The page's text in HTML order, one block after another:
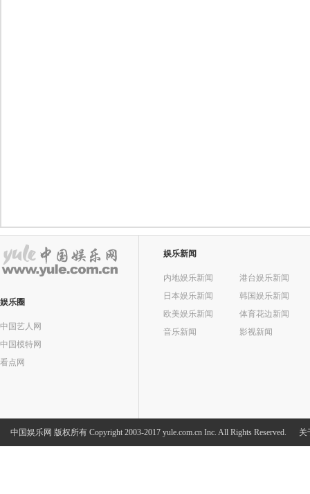
娱乐圈
中国艺人网
中国模特网
看点网
娱乐新闻
内地娱乐新闻
港台娱乐新闻
日本娱乐新闻
韩国娱乐新闻
欧美娱乐新闻
体育花边新闻
音乐新闻
影视新闻
中国娱乐网 版权所有 Copyright 2003-2017 yule.com.cn Inc. All Rights Reserved. 关